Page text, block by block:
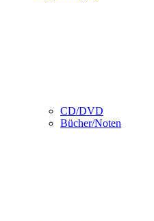
CD/DVD
Bücher/Noten